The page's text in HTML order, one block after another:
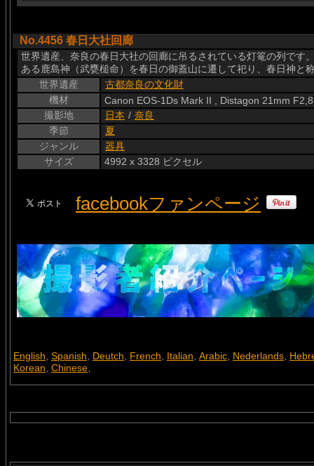
No.4456 春日大社回廊
世界遺産、奈良の春日大社の回廊に吊るされている灯篭の列です
ある鹿島神（武甕槌命）を春日の御蓋山に遷して祀り、春日神と
世界遺産
古都奈良の文化財
機材
Canon EOS-1Ds Mark II , Distagon 21mm F2,8
撮影地
日本 / 奈良
季節
夏
ジャンル
器具
サイズ
4992 x 3328 ピクセル
facebookファンページ
English, Spanish, Deutch, French, Italian, Arabic, Nederlands,
Korean, Chinese,